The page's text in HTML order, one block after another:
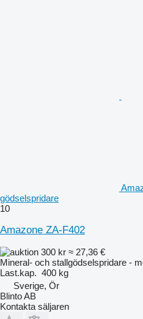
gödselspridare
10
Amazone ZA-F402
300 kr ≈ 27,36 €
Mineral- och stallgödselspridare -
Last.kap. 400 kg
Sverige, Ör
Blinto AB
Kontakta säljaren